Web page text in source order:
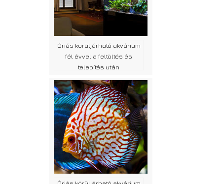
Óriás körüljárható akvárium
fél évvel a feltöltés és
telepítés után